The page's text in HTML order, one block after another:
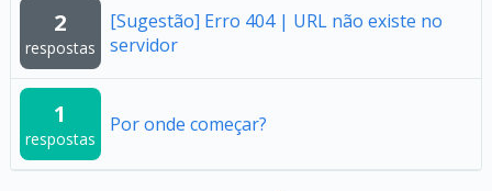
2
respostas
[Sugestão] Erro 404 | URL não existe no
servidor
1
respostas
Por onde começar?